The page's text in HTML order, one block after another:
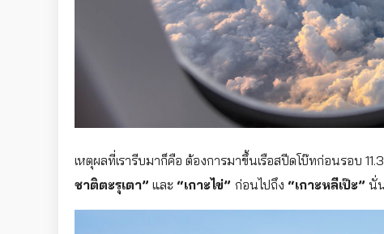
เหตุผลที่เรารีบมาก็คือ ต้องการมาขึ้นเรือสปีดโบ๊ทก่อนรอบ
ชาติตะรุเตา” และ “เกาะไข่” ก่อนไปถึง “เกาะหลีเป๊ะ” นั่